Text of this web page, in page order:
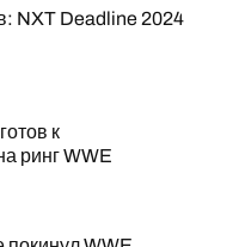
NXT Deadline 2024
к
ринг WWE